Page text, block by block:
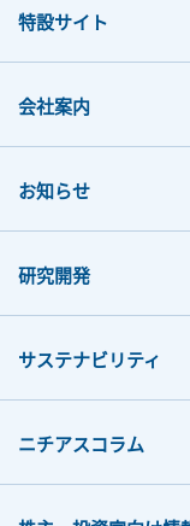
特設サイト
会社案内
お知らせ
研究開発
サステナビリティ
ニチアスコラム